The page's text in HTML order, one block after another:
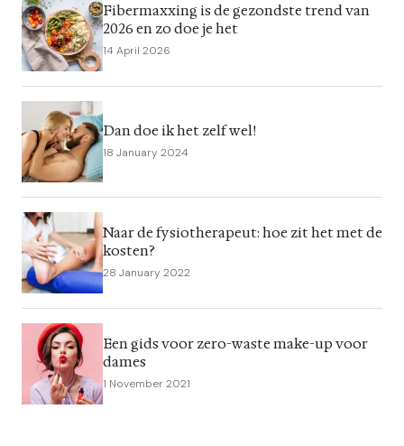
Fibermaxxing is de gezondste trend van
2026 en zo doe je het
14 April 2026
Dan doe ik het zelf wel!
18 January 2024
Naar de fysiotherapeut: hoe zit het met de
kosten?
28 January 2022
Een gids voor zero-waste make-up voor
dames
1 November 2021